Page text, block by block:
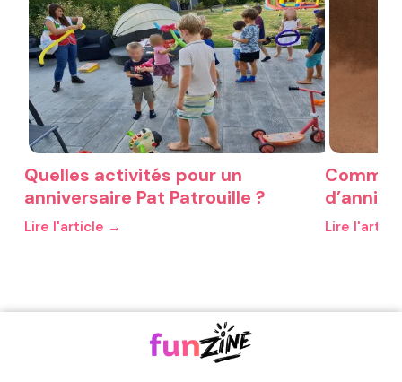
Quelles activités pour un
anniversaire Pat Patrouille ?